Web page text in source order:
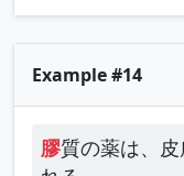
Example #14
膠質の薬は、